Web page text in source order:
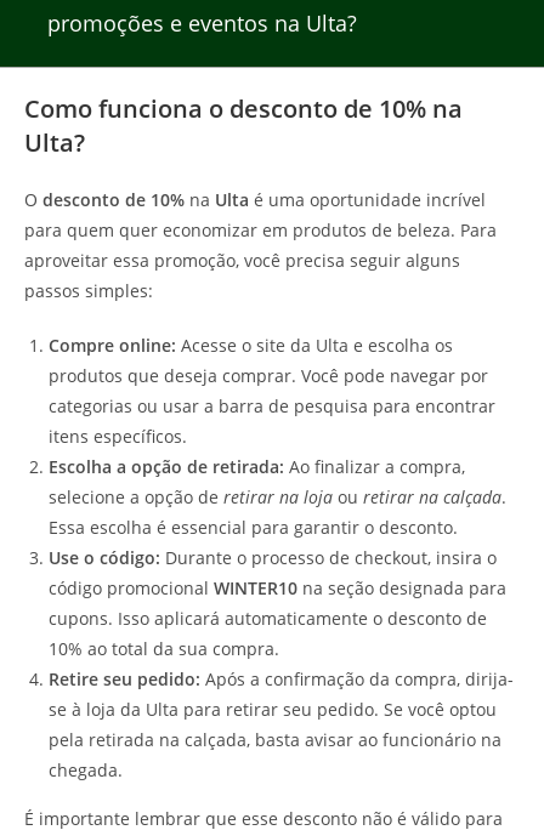
promoções e eventos na Ulta?
Como funciona o desconto de 10% na
Ulta?
O desconto de 10% na Ulta é uma oportunidade incrível
para quem quer economizar em produtos de beleza. Para
aproveitar essa promoção, você precisa seguir alguns
passos simples:
Compre online: Acesse o site da Ulta e escolha os
produtos que deseja comprar. Você pode navegar por
categorias ou usar a barra de pesquisa para encontrar
itens específicos.
Escolha a opção de retirada: Ao finalizar a compra,
selecione a opção de retirar na loja ou retirar na calçada.
Essa escolha é essencial para garantir o desconto.
Use o código: Durante o processo de checkout, insira o
código promocional WINTER10 na seção designada para
cupons. Isso aplicará automaticamente o desconto de
10% ao total da sua compra.
Retire seu pedido: Após a confirmação da compra, dirija-
se à loja da Ulta para retirar seu pedido. Se você optou
pela retirada na calçada, basta avisar ao funcionário na
chegada.
É importante lembrar que esse desconto não é válido para